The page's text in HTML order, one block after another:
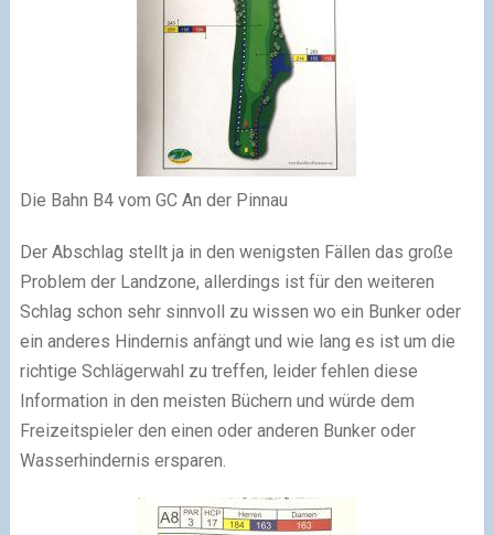
Die Bahn B4 vom GC An der Pinnau
Der Abschlag stellt ja in den wenigsten Fällen das große
Problem der Landzone, allerdings ist für den weiteren
Schlag schon sehr sinnvoll zu wissen wo ein Bunker oder
ein anderes Hindernis anfängt und wie lang es ist um die
richtige Schlägerwahl zu treffen, leider fehlen diese
Information in den meisten Büchern und würde dem
Freizeitspieler den einen oder anderen Bunker oder
Wasserhindernis ersparen.